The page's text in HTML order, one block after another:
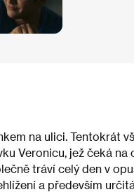
na ulici. Tentokrát
Veronicu, jež čeká
tráví celý den v
a především